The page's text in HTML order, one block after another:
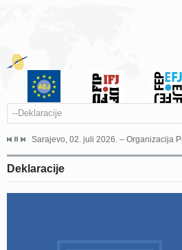
--Deklaracije
Grada Sarajeva povodom Dana Sarajeva
Sarajevo, 02. juli 2026. – Organizacija
Deklaracije